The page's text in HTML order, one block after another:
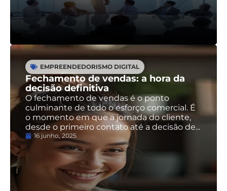
EMPREENDEDORISMO DIGITAL
Fechamento de vendas: a hora da
decisão definitiva
O fechamento de vendas é o ponto
culminante de todo o esforço comercial. É
o momento em que a jornada do cliente,
desde o primeiro contato até a decisão de...
16 junho, 2025